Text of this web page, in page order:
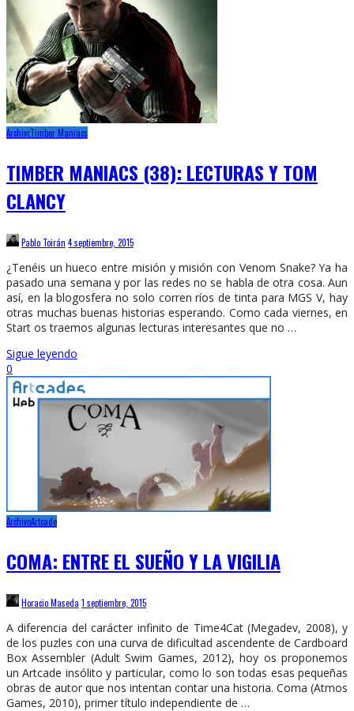
ArchivoTimber Maniacs
TIMBER MANIACS (38): LECTURAS Y TOM
CLANCY
Pablo Toirán 4 septiembre, 2015
¿Tenéis un hueco entre misión y misión con Venom Snake? Ya ha
pasado una semana y por las redes no se habla de otra cosa. Aun
así, en la blogosfera no solo corren ríos de tinta para MGS V, hay
otras muchas buenas historias esperando. Como cada viernes, en
Start os traemos algunas lecturas interesantes que no …
Sigue leyendo
0
ArchivoArtcade
COMA: ENTRE EL SUEÑO Y LA VIGILIA
Horacio Maseda 1 septiembre, 2015
A diferencia del carácter infinito de Time4Cat (Megadev, 2008), y
de los puzles con una curva de dificultad ascendente de Cardboard
Box Assembler (Adult Swim Games, 2012), hoy os proponemos
un Artcade insólito y particular, como lo son todas esas pequeñas
obras de autor que nos intentan contar una historia. Coma (Atmos
Games, 2010), primer título independiente de …